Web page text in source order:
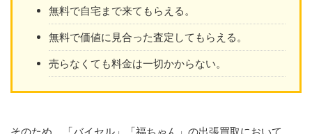
無料で自宅まで来てもらえる。
無料で価値に見合った査定してもらえる。
売らなくても料金は一切かからない。